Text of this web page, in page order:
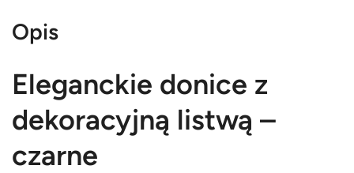
Opis
Eleganckie donice z
dekoracyjną listwą –
czarne